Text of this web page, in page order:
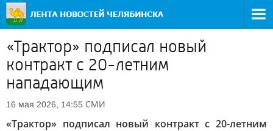
«Трактор» подписал новый
контракт с 20-летним
нападающим
16 мая 2026, 14:55 СМИ
«Трактор» подписал новый контракт с 20-летним